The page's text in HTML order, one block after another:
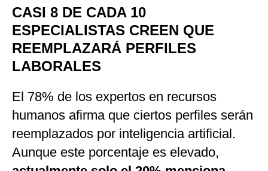
CASI 8 DE CADA 10
ESPECIALISTAS CREEN QUE
REEMPLAZARÁ PERFILES
LABORALES
El 78% de los expertos en recursos
humanos afirma que ciertos perfiles serán
reemplazados por inteligencia artificial.
Aunque este porcentaje es elevado,